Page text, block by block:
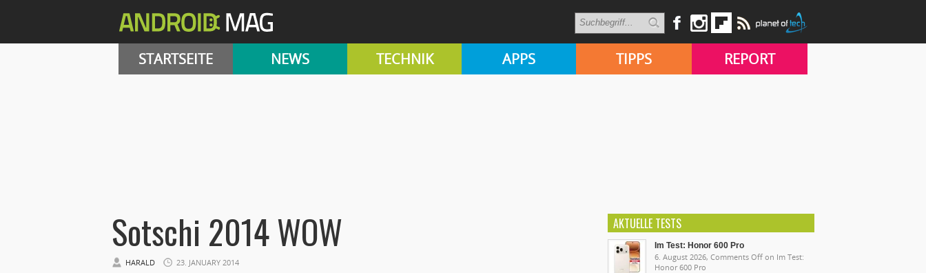
STARTSEITE NEWS TECHNIK APPS TIPPS REPORT
Sotschi 2014 WOW
HARALD 23. JANUARY 2014
AKTUELLE TESTS
Im Test: Honor 600 Pro
6. August 2026, Comments Off on Im Test:
Honor 600 Pro